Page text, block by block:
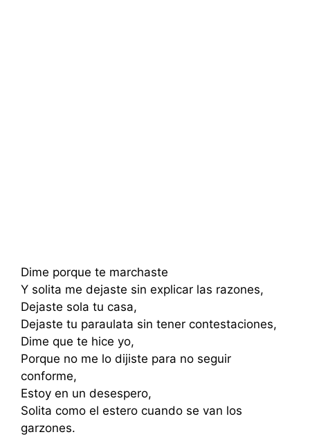
Dime porque te marchaste
Y solita me dejaste sin explicar las razones,
Dejaste sola tu casa,
Dejaste tu paraulata sin tener contestaciones,
Dime que te hice yo,
Porque no me lo dijiste para no seguir
conforme,
Estoy en un desespero,
Solita como el estero cuando se van los
garzones.